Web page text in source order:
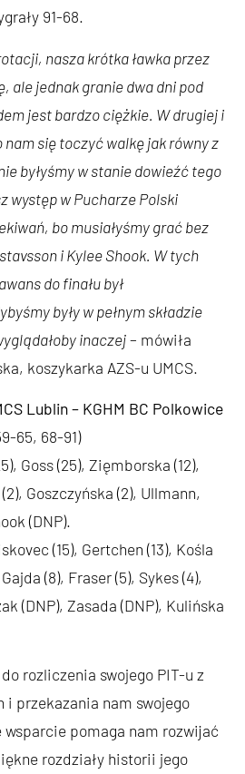
91-68.
nasza krótka ławka przez
ale jednak granie dwa dni pod
jest bardzo ciężkie. W drugiej i
się toczyć walkę jak równy z
byłyśmy w stanie dowieźć tego
występ w Pucharze Polski
bo musiałyśmy grać bez
i Kylee Shook. W tych
do finału był
były w pełnym składzie
inaczej– mówiła
koszykarka AZS-u UMCS.
Lublin – KGHM BC Polkowice
65, 68-91)
Goss (25), Zięmborska (12),
Goszczyńska (2), Ullmann,
(DNP).
(15), Gertchen (13), Kośla
(8), Fraser (5), Sykes (4),
(DNP), Zasada (DNP), Kulińska
rozliczenia swojego PIT-u z
i przekazania nam swojego
wsparcie pomaga nam rozwijać
rozdziały historii jego